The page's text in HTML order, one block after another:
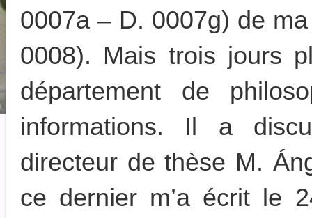
0007a – D. 0007g) de
0008). Mais trois jours
département de
informations. Il a
directeur de thèse M.
ce dernier m’a écrit le